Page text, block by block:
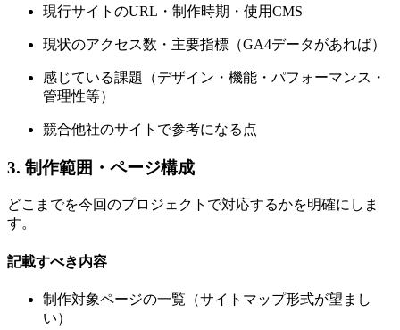
現行サイトのURL・制作時期・使用CMS
現状のアクセス数・主要指標（GA4データがあれば）
感じている課題（デザイン・機能・パフォーマンス・
管理性等）
競合他社のサイトで参考になる点
3. 制作範囲・ページ構成
どこまでを今回のプロジェクトで対応するかを明確にしま
す。
記載すべき内容
制作対象ページの一覧（サイトマップ形式が望まし
い）